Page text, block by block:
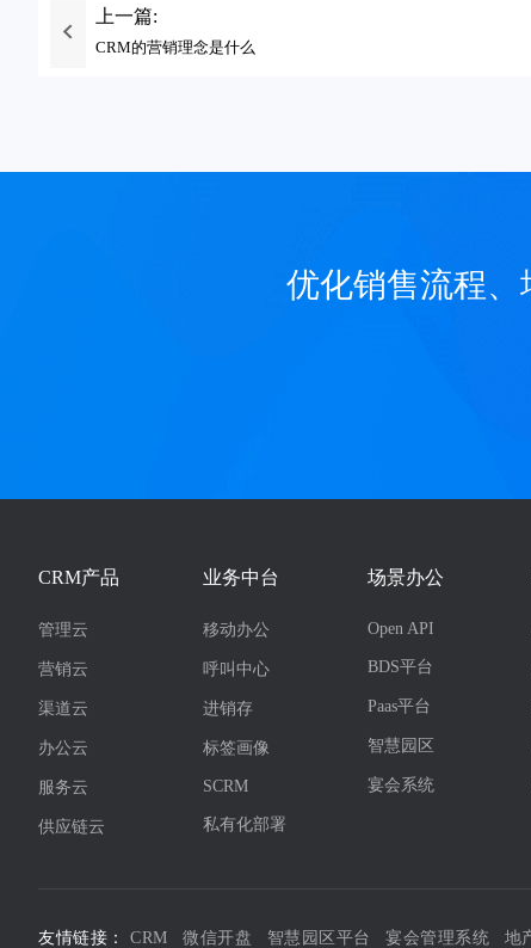
上一篇:
CRM的营销理念是什么
优化销售流程、
CRM产品
管理云
营销云
渠道云
办公云
服务云
供应链云
业务中台
移动办公
呼叫中心
进销存
标签画像
SCRM
私有化部署
场景办公
Open API
BDS平台
Paas平台
智慧园区
宴会系统
友情链接： CRM 微信开盘 智慧园区平台 宴会管理系统 地